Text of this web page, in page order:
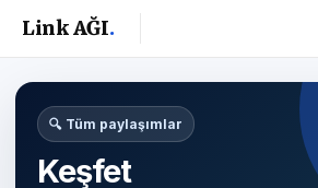
Link AĞI.
🔍 Tüm paylaşımlar
Keşfet